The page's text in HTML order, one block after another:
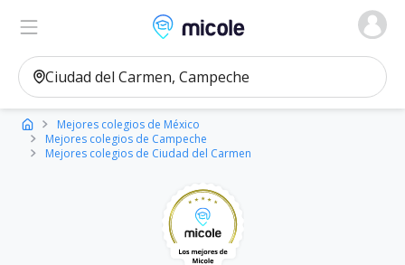
Micole, buscador de colegios
Ver en el mapa
Mejores colegios de México
Mejores colegios de Campeche
Mejores colegios de Ciudad del Carmen